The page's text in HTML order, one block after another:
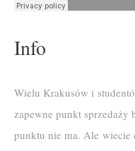
Info
Wielu Krakusów i
zapewne punkt
punktu nie ma. Ale wiecie